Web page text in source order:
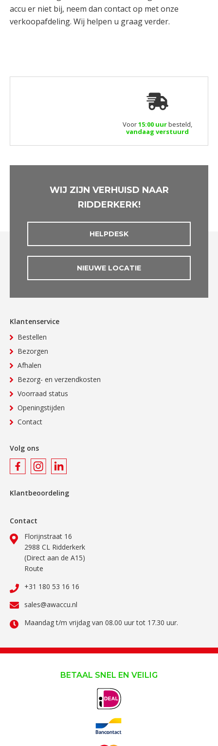
accu er niet bij, neem dan contact op met onze
verkoopafdeling. Wij helpen u graag verder.
Voor15:00 uurbesteld,
vandaag verstuurd
WIJ ZIJN VERHUISD NAAR
RIDDERKERK!
HELPDESK
NIEUWE LOCATIE
Klantenservice
Bestellen
Bezorgen
Afhalen
Bezorg- en verzendkosten
Voorraad status
Openingstijden
Contact
Volg ons
Klantbeoordeling
Contact
Florijnstraat 16
2988 CL Ridderkerk
(Direct aan de A15)
Route
+31 180 53 16 16
sales@awaccu.nl
Maandag t/m vrijdag van 08.00 uur tot 17.30 uur.
BETAAL SNEL EN VEILIG